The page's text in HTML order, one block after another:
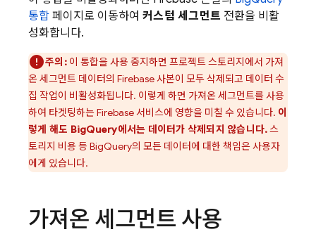
통합 페이지로 이동하여 커스텀 세그먼트 전환을 비활
성화합니다.
주의:이 통합을 사용 중지하면 프로젝트 스토리지에서 가져
온 세그먼트 데이터의 Firebase 사본이 모두 삭제되고 데이터 수
집 작업이 비활성화됩니다. 이렇게 하면 가져온 세그먼트를 사용
하여 타겟팅하는 Firebase 서비스에 영향을 미칠 수 있습니다. 이
렇게 해도 BigQuery에서는 데이터가 삭제되지 않습니다.스
토리지 비용 등 BigQuery의 모든 데이터에 대한 책임은 사용자
에게 있습니다.
가져온 세그먼트 사용